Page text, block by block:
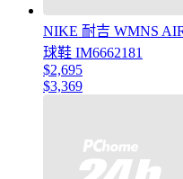
NIKE 耐吉 WMNS
球鞋 IM6662181
$2,695
$3,369